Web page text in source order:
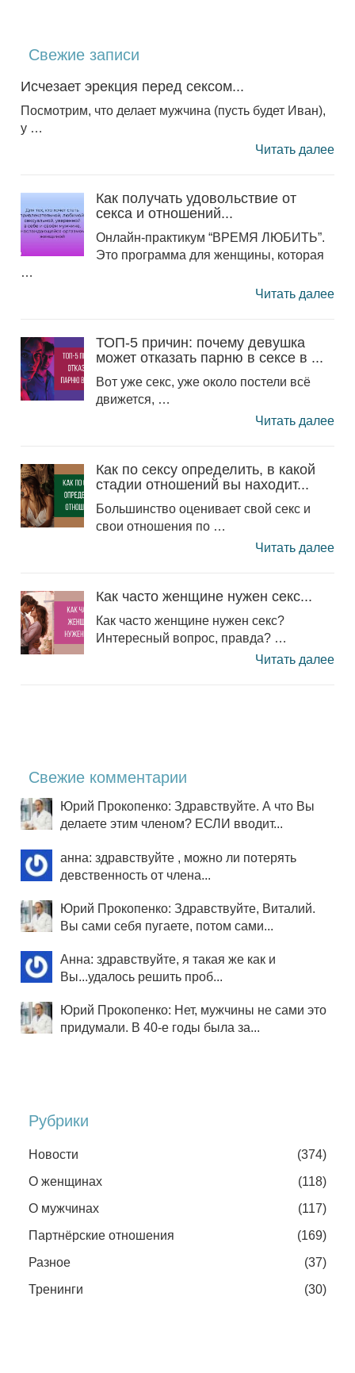
Свежие записи
Исчезает эрекция перед сексом...
Посмотрим, что делает мужчина (пусть будет Иван),
у …
Читать далее
Как получать удовольствие от
секса и отношений...
Онлайн-практикум “ВРЕМЯ ЛЮБИТЬ”.
Это программа для женщины, которая
…
Читать далее
ТОП-5 причин: почему девушка
может отказать парню в сексе в ...
Вот уже секс, уже около постели всё
движется, …
Читать далее
Как по сексу определить, в какой
стадии отношений вы находит...
Большинство оценивает свой секс и
свои отношения по …
Читать далее
Как часто женщине нужен секс...
Как часто женщине нужен секс?
Интересный вопрос, правда? …
Читать далее
Свежие комментарии
Юрий Прокопенко: Здравствуйте. А что Вы
делаете этим членом? ЕСЛИ вводит...
анна: здравствуйте , можно ли потерять
девственность от члена...
Юрий Прокопенко: Здравствуйте, Виталий.
Вы сами себя пугаете, потом сами...
Анна: здравствуйте, я такая же как и
Вы...удалось решить проб...
Юрий Прокопенко: Нет, мужчины не сами это
придумали. В 40-е годы была за...
Рубрики
Новости
(374)
О женщинах
(118)
О мужчинах
(117)
Партнёрские отношения
(169)
Разное
(37)
Тренинги
(30)